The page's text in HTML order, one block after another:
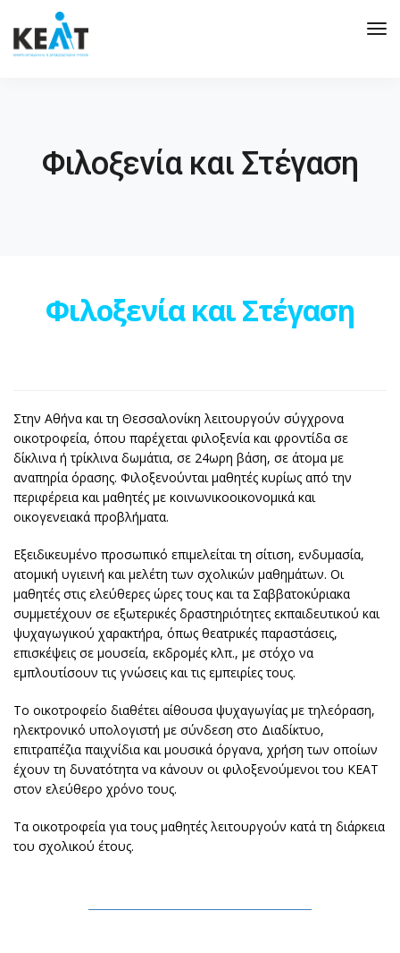
Φιλοξενία και Στέγαση
Φιλοξενία και Στέγαση
Στην Αθήνα και τη Θεσσαλονίκη λειτουργούν σύγχρονα
οικοτροφεία, όπου παρέχεται φιλοξενία και φροντίδα σε
δίκλινα ή τρίκλινα δωμάτια, σε 24ωρη βάση, σε άτομα με
αναπηρία όρασης. Φιλοξενούνται μαθητές κυρίως από την
περιφέρεια και μαθητές με κοινωνικοοικονομικά και
οικογενειακά προβλήματα.
Εξειδικευμένο προσωπικό επιμελείται τη σίτιση, ενδυμασία,
ατομική υγιεινή και μελέτη των σχολικών μαθημάτων. Οι
μαθητές στις ελεύθερες ώρες τους και τα Σαββατοκύριακα
συμμετέχουν σε εξωτερικές δραστηριότητες εκπαιδευτικού και
ψυχαγωγικού χαρακτήρα, όπως θεατρικές παραστάσεις,
επισκέψεις σε μουσεία, εκδρομές κλπ., με στόχο να
εμπλουτίσουν τις γνώσεις και τις εμπειρίες τους.
Το οικοτροφείο διαθέτει αίθουσα ψυχαγωγίας με τηλεόραση,
ηλεκτρονικό υπολογιστή με σύνδεση στο Διαδίκτυο,
επιτραπέζια παιχνίδια και μουσικά όργανα, χρήση των οποίων
έχουν τη δυνατότητα να κάνουν οι φιλοξενούμενοι του ΚΕΑΤ
στον ελεύθερο χρόνο τους.
Τα οικοτροφεία για τους μαθητές λειτουργούν κατά τη διάρκεια
του σχολικού έτους.